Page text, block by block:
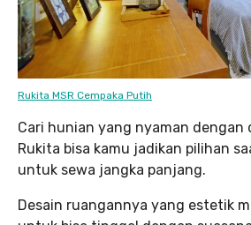
Rukita MSR Cempaka Putih
Cari hunian yang nyaman dengan
Rukita bisa kamu jadikan pilihan
untuk sewa jangka panjang.
Desain ruangannya yang estetik